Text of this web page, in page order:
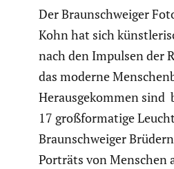
Der Braun­schweiger
Kohn hat sich
nach den Impulsen der
das moderne
Heraus­ge­kommen sind
17 großfor­ma­tige
Braun­schweiger
Porträts von Menschen